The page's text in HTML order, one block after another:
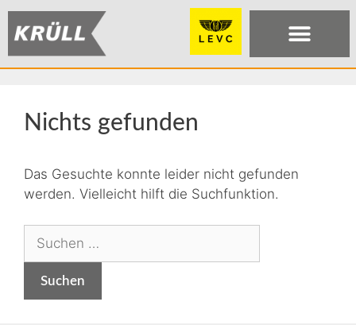
Nichts gefunden
Das Gesuchte konnte leider nicht gefunden
werden. Vielleicht hilft die Suchfunktion.